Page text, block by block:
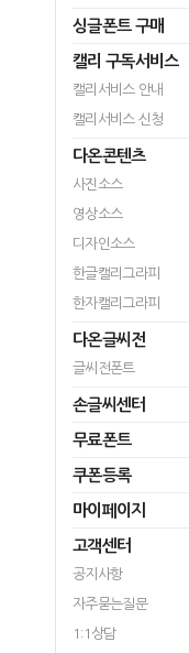
싱글폰트 구매
캘리 구독서비스
캘리서비스 안내
캘리서비스 신청
다온콘텐츠
사진소스
영상소스
디자인소스
한글캘리그라피
한자캘리그라피
다온글씨전
글씨전폰트
손글씨센터
무료폰트
쿠폰등록
마이페이지
고객센터
공지사항
자주묻는질문
1:1상담